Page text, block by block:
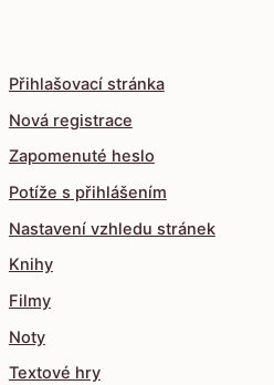
Přihlašovací stránka
Nová registrace
Zapomenuté heslo
Potíže s přihlášením
Nastavení vzhledu stránek
Knihy
Filmy
Noty
Textové hry